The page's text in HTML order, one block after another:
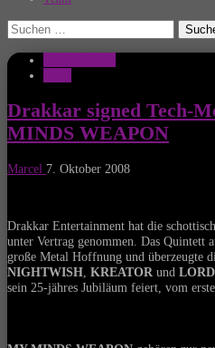
Suchen
nach:
Drakkar signed Tech-
MINDS WEAPON
Marcel 7. Oktober 2008
Drakkar Entertainment hat die
unter Vertrag genommen. Das Quintett
große Metal Hoffnung und überzeugte
NIGHTWISH KREATOR und
sein 25-jähres Jubiläum feiert, vom